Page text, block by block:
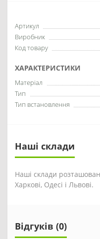
Артикул
Виробник
Код товару
ХАРАКТЕРИСТИКИ
Матеріал
Тип
Тип встановлення
Наші склади
Наші склади
Харкові, Одесі і Львові.
Відгуків (0)